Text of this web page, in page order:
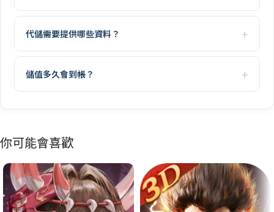
代儲需要提供哪些資料？
儲值多久會到帳？
你可能會喜歡